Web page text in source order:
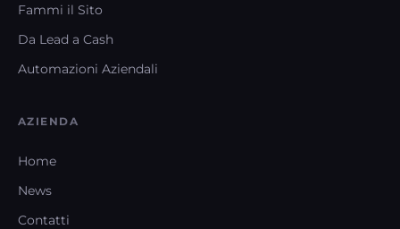
Fammi il Sito
Da Lead a Cash
Automazioni Aziendali
AZIENDA
Home
News
Contatti